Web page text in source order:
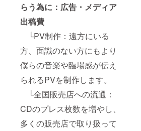
らう為に：広告・メディア
出稿費
└PV制作：遠方にいる
方、面識のない方にもより
僕らの音楽や臨場感が伝え
られるPVを制作します。
└全国販売店への流通：
CDのプレス枚数を増やし、
多くの販売店で取り扱って